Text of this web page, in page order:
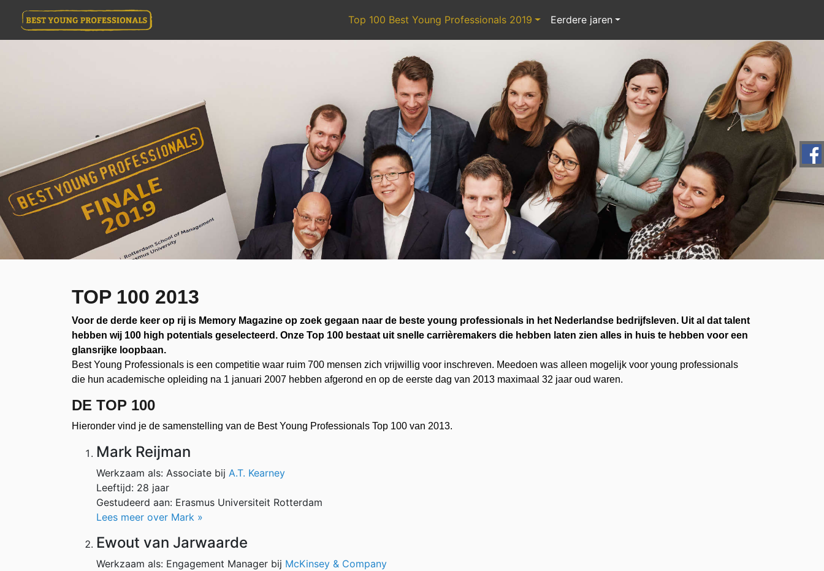
Top 100 Best Young Professionals 2019 Eerdere jaren
TOP 100 2013
Voor de derde keer op rij is Memory Magazine op zoek gegaan naar de beste young professionals in het Nederlandse bedrijfsleven. Uit al dat talent
hebben wij 100 high potentials geselecteerd. Onze Top 100 bestaat uit snelle carrièremakers die hebben laten zien alles in huis te hebben voor een
glansrijke loopbaan.
Best Young Professionals is een competitie waar ruim 700 mensen zich vrijwillig voor inschreven. Meedoen was alleen mogelijk voor young professionals
die hun academische opleiding na 1 januari 2007 hebben afgerond en op de eerste dag van 2013 maximaal 32 jaar oud waren.
DE TOP 100
Hieronder vind je de samenstelling van de Best Young Professionals Top 100 van 2013.
Mark Reijman
Werkzaam als: Associate bij A.T. Kearney
Leeftijd: 28 jaar
Gestudeerd aan: Erasmus Universiteit Rotterdam
Lees meer over Mark »
Ewout van Jarwaarde
Werkzaam als: Engagement Manager bij McKinsey & Company